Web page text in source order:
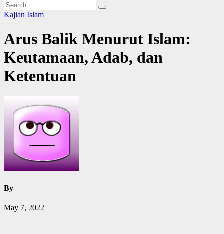
Kajian Islam
Arus Balik Menurut Islam:
Keutamaan, Adab, dan
Ketentuan
By
May 7, 2022